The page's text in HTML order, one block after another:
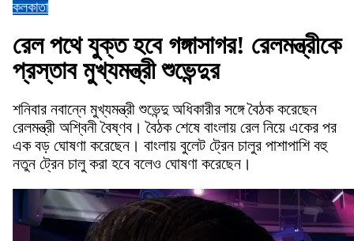
কলকাতা
রেল পথে যুক্ত হবে গঙ্গাসাগর! রেলমন্ত্রীকে
প্রস্তাব মুখ্যমন্ত্রী শুভেন্দুর
শনিবার নবান্নে মুখ্যমন্ত্রী শুভেন্দু অধিকারীর সঙ্গে বৈঠক করেছেন
রেলমন্ত্রী অশ্বিনী বৈষ্ণব। বৈঠক শেষে বাংলায় রেল নিয়ে একের পর
এক বড় ঘোষণা করেছেন। বাংলায় বুলেট ট্রেন চালুর পাশাপাশি বহু
নতুন ট্রেন চালু করা হবে বলেও ঘোষণা করেছেন।